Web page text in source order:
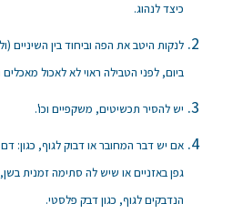
כיצד לנהוג.
לנקות היטב את הפה וביחוד בין השיניים
ביום, לפני הטבילה ראוי לא לאכול
יש להסיר תכשיטים, משקפיים וכו'.
אם יש דבר המחובר או דבוק לגוף, כגון:
גפן באזניים או שיש לה סתימה זמנית
הנדבקים לגוף, כגון דבק פלסטי.